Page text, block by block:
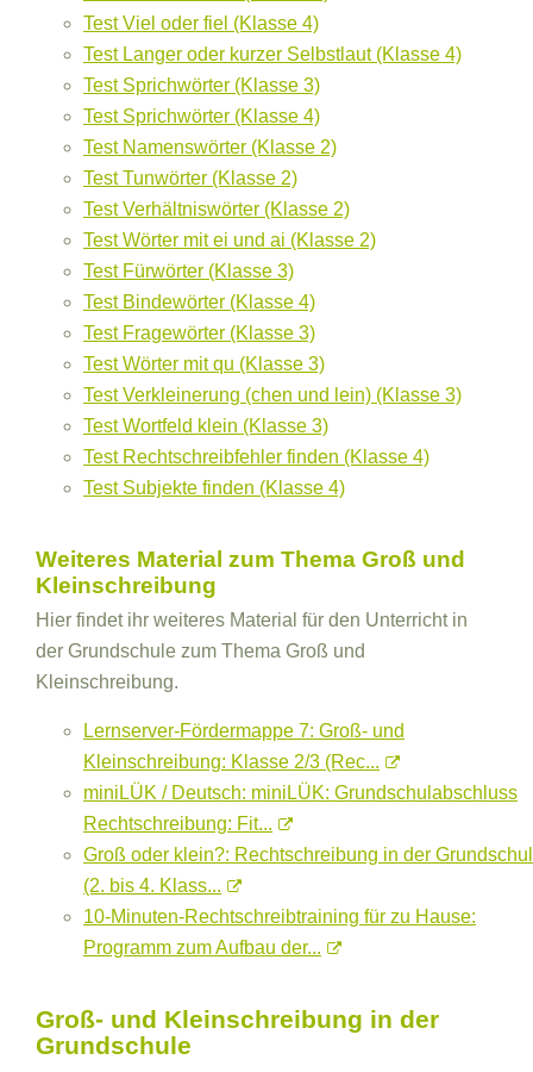
Test Viel oder fiel (Klasse 4)
Test Langer oder kurzer Selbstlaut (Klasse 4)
Test Sprichwörter (Klasse 3)
Test Sprichwörter (Klasse 4)
Test Namenswörter (Klasse 2)
Test Tunwörter (Klasse 2)
Test Verhältniswörter (Klasse 2)
Test Wörter mit ei und ai (Klasse 2)
Test Fürwörter (Klasse 3)
Test Bindewörter (Klasse 4)
Test Fragewörter (Klasse 3)
Test Wörter mit qu (Klasse 3)
Test Verkleinerung (chen und lein) (Klasse 3)
Test Wortfeld klein (Klasse 3)
Test Rechtschreibfehler finden (Klasse 4)
Test Subjekte finden (Klasse 4)
Weiteres Material zum Thema Groß und
Kleinschreibung
Hier findet ihr weiteres Material für den Unterricht in
der Grundschule zum Thema Groß und
Kleinschreibung.
Lernserver-Fördermappe 7: Groß- und
Kleinschreibung: Klasse 2/3 (Rec...
miniLÜK / Deutsch: miniLÜK: Grundschulabschluss
Rechtschreibung: Fit...
Groß oder klein?: Rechtschreibung in der
(2. bis 4. Klass...
10-Minuten-Rechtschreibtraining für zu Hause:
Programm zum Aufbau der...
Groß- und Kleinschreibung in der
Grundschule